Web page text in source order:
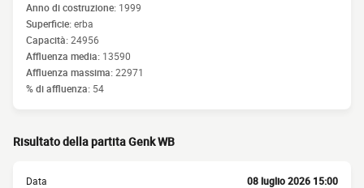
Anno di costruzione: 1999
Superficie:erba
Capacità:24956
Affluenza media: 13590
Affluenza massima:22971
% di affluenza: 54
Risultato della partita Genk WB
Data 08 luglio 2026 15:00